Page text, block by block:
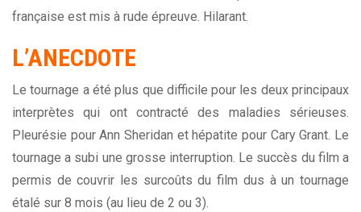
française est mis à rude épreuve. Hilarant.
L’ANECDOTE
Le tournage a été plus que difficile pour les deux principaux
interprètes qui ont contracté des maladies sérieuses.
Pleurésie pour Ann Sheridan et hépatite pour Cary Grant. Le
tournage a subi une grosse interruption. Le succès du film a
permis de couvrir les surcoûts du film dus à un tournage
étalé sur 8 mois (au lieu de 2 ou 3).